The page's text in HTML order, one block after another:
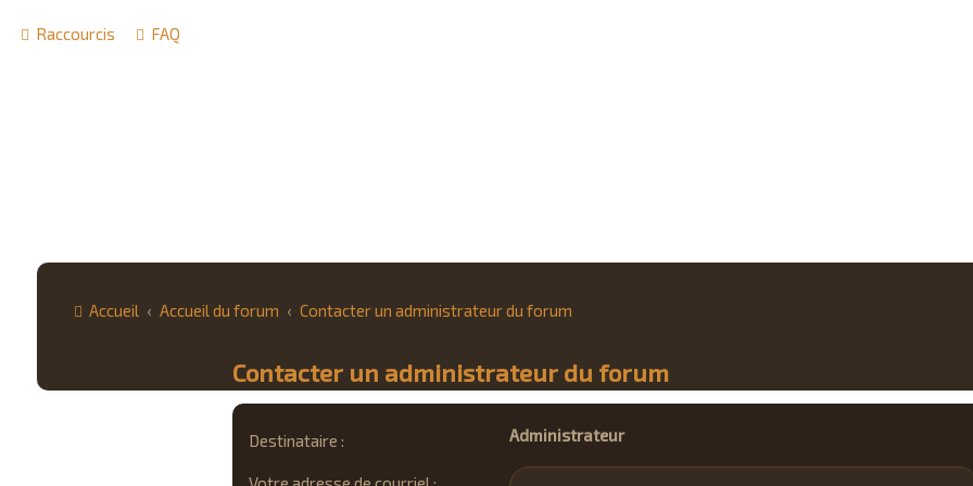
Raccourcis FAQ
Accueil Accueil du forum Contacter un administrateur du forum
Contacter un administrateur du forum
Destinataire : Administrateur